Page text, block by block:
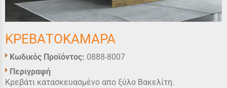
ΚΡΕΒΑΤΟΚΑMAΡΑ
Κωδικός Προϊόντος: 0888-8007
Περιγραφή
Κρεβάτι κατασκευασμένο απο ξύλο Βακελίτη.